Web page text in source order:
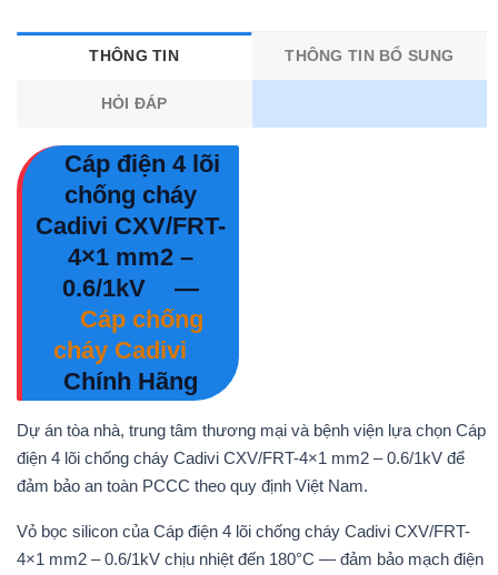
THÔNG TIN THÔNG TIN BỔ SUNG
HỎI ĐÁP
Cáp điện 4 lõi
chống cháy
Cadivi CXV/FRT-
4×1 mm2 –
0.6/1kV
—
Cáp chống
cháy Cadivi
Chính Hãng
Dự án tòa nhà, trung tâm thương mại và bệnh viện lựa chọn Cáp
điện 4 lõi chống cháy Cadivi CXV/FRT-4×1 mm2 – 0.6/1kV để
đảm bảo an toàn PCCC theo quy định Việt Nam.
Vỏ bọc silicon của Cáp điện 4 lõi chống cháy Cadivi CXV/FRT-
4×1 mm2 – 0.6/1kV chịu nhiệt đến 180°C — đảm bảo mạch điện